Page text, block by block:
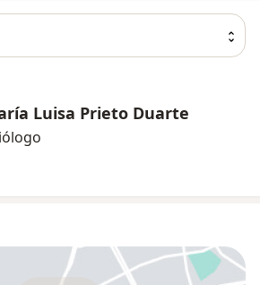
Luisa Prieto Duarte